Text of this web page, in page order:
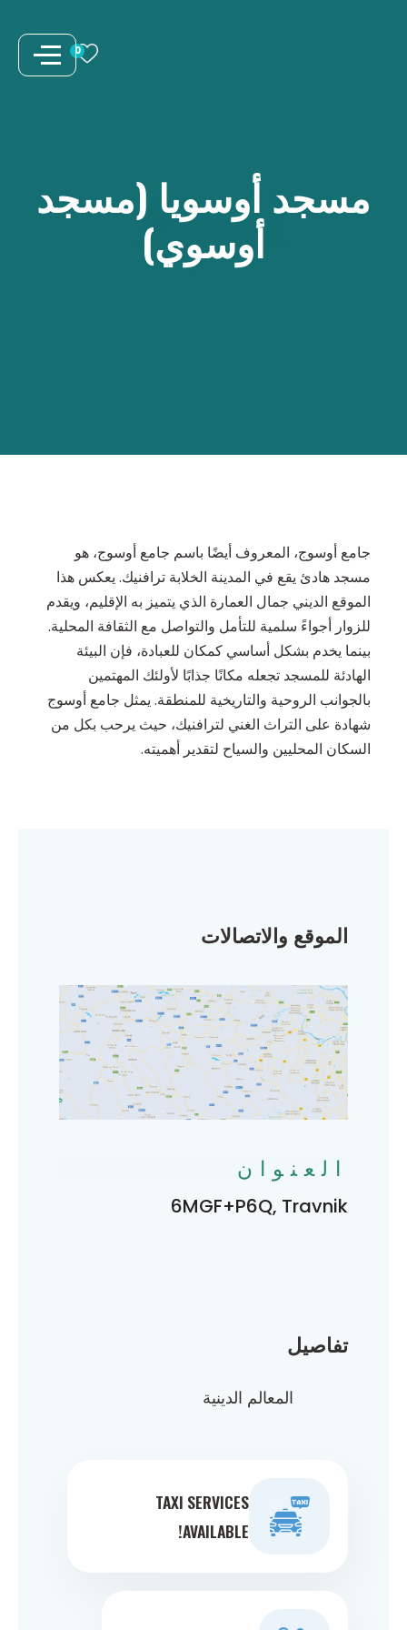
0
مسجد أوسويا (مسجد
أوسوي)
جامع أوسوج، المعروف أيضًا باسم جامع أوسوج، هو
مسجد هادئ يقع في المدينة الخلابة ترافنيك. يعكس هذا
الموقع الديني جمال العمارة الذي يتميز به الإقليم، ويقدم
للزوار أجواءً سلمية للتأمل والتواصل مع الثقافة المحلية.
بينما يخدم بشكل أساسي كمكان للعبادة، فإن البيئة
الهادئة للمسجد تجعله مكانًا جذابًا لأولئك المهتمين
بالجوانب الروحية والتاريخية للمنطقة. يمثل جامع أوسوج
شهادة على التراث الغني لترافنيك، حيث يرحب بكل من
السكان المحليين والسياح لتقدير أهميته.
تفاصيل
المعالم الدينية
TAXI SERVICES
AVAILABLE!
الموقع والاتصالات
العنوان
6MGF+P6Q, Travnik